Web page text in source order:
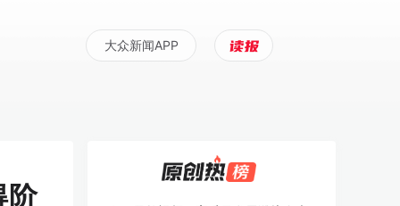
大众新闻APP
阶